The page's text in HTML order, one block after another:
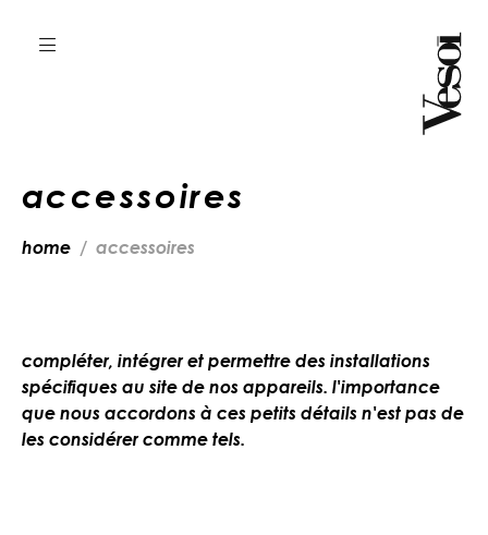
accessoires
home accessoires
compléter, intégrer et permettre des installations
spécifiques au site de nos appareils. l'importance
que nous accordons à ces petits détails n'est pas de
les considérer comme tels.